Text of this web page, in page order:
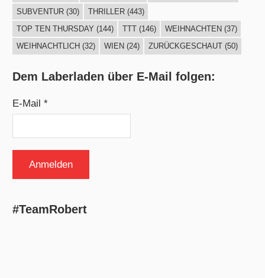
SUBVENTUR(30) THRILLER(443)
TOP TEN THURSDAY (144) TTT(146) WEIHNACHTEN (37)
WEIHNACHTLICH (32) WIEN (24) ZURÜCKGESCHAUT(50)
Dem Laberladen über E-Mail folgen:
E-Mail *
#TeamRobert